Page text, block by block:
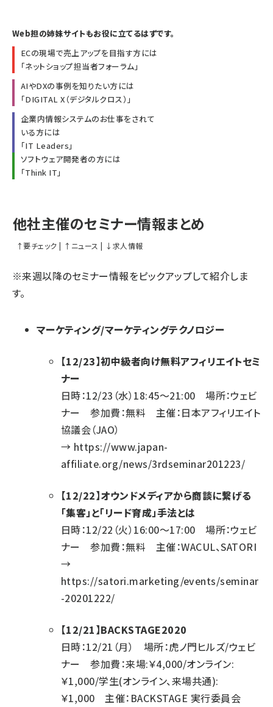
Web担の姉妹サイトもお役に立てるはずです。
ECの現場で売上アップを目指す方には
「ネットショップ担当者フォーラム 」
AIやDXの事例を知りたい方には
「DIGITAL X（デジタルクロス） 」
企業内情報システムのお仕事をされて
いる方には
「IT Leaders 」
ソフトウェア開発者の方には
「Think IT 」
他社主催のセミナー情報まとめ
↑要チェック | ↑ ニュース | ↓ 求人情報
※来週以降のセミナー情報をピックアップして紹介しま
す。
マーケティング/マーケティングテクノロジー
【12/23】初中級者向け無料アフィリエイトセミ
ナー
日時：12/23（水）18:45～21:00 場所：ウェビ
ナー 参加費：無料 主催：日本アフィリエイト
協議会（JAO）
→ https://www.japan-
affiliate.org/news/3rdseminar201223/
【12/22】オウンドメディアから商談に繋げる
「集客」と「リード育成」手法とは
日時：12/22（火）16:00～17:00 場所：ウェビ
ナー 参加費：無料 主催：WACUL、SATORI
→
https://satori.marketing/events/seminar
-20201222/
【12/21】BACKSTAGE2020
日時：12/21（月） 場所：虎ノ門ヒルズ/ウェビ
ナー 参加費：来場:￥4,000/オンライン:
￥1,000/学生(オンライン、来場共通):
￥1,000 主催：BACKSTAGE 実行委員会